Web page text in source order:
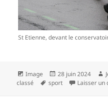
St Etienne, devant le
Format
Image
Publié
le
28 juin 2024
classé
Mots-
sport Laisser un